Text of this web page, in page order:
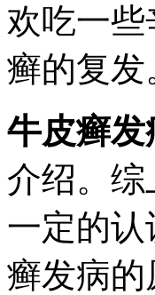
欢吃一
癣的复发
牛皮癣
介绍。
一定的
癣发病的